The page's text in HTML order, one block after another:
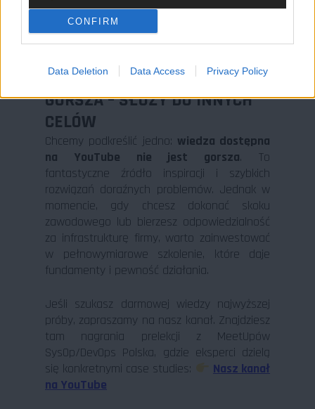
CONFIRM
Data Deletion Data Access Privacy Policy
Więcej o naszych nadchodzących szkoleniach
dowiesz się tutaj:
sysopspolska.pl/szkolenia.
WIEDZA Z YOUTUBE NIE JEST
GORSZA – SŁUŻY DO INNYCH
CELÓW
Chcemy podkreślić jedno: wiedza dostępna
na YouTube nie jest gorsza. To
fantastyczne źródło inspiracji i szybkich
rozwiązań doraźnych problemów. Jednak w
momencie, gdy chcesz dokonać skoku
zawodowego lub bierzesz odpowiedzialność
za infrastrukturę firmy, warto zainwestować
w pełnowymiarowe szkolenie, które daje
fundamenty i pewność działania.
Jeśli szukasz darmowej wiedzy najwyższej
próby, zapraszamy na nasz kanał. Znajdziesz
tam nagrania prelekcji z MeetUpów
SysOp/DevOps Polska, gdzie eksperci dzielą
się konkretnymi case studies:
Nasz kanał
na YouTube